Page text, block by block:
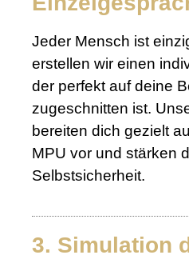
Jeder Mensch ist
erstellen wir einen
der perfekt auf deine
zugeschnitten ist.
bereiten dich gezielt
MPU vor und stärken
Selbstsicherheit.
3. Simulation